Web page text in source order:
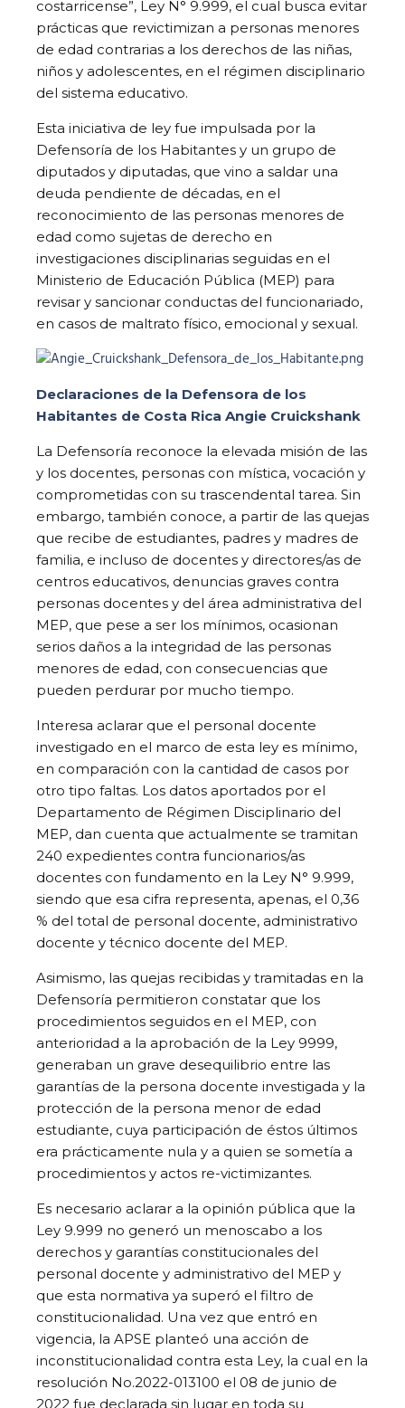
costarricense”, Ley N° 9.999, el cual busca evitar
prácticas que revictimizan a personas menores
de edad contrarias a los derechos de las niñas,
niños y adolescentes, en el régimen disciplinario
del sistema educativo.
Esta iniciativa de ley fue impulsada por la
Defensoría de los Habitantes y un grupo de
diputados y diputadas, que vino a saldar una
deuda pendiente de décadas, en el
reconocimiento de las personas menores de
edad como sujetas de derecho en
investigaciones disciplinarias seguidas en el
Ministerio de Educación Pública (MEP) para
revisar y sancionar conductas del funcionariado,
en casos de maltrato físico, emocional y sexual.
Declaraciones de la Defensora de los
Habitantes de Costa Rica Angie Cruickshank
La Defensoría reconoce la elevada misión de las
y los docentes, personas con mística, vocación y
comprometidas con su trascendental tarea. Sin
embargo, también conoce, a partir de las quejas
que recibe de estudiantes, padres y madres de
familia, e incluso de docentes y directores/as de
centros educativos, denuncias graves contra
personas docentes y del área administrativa del
MEP, que pese a ser los mínimos, ocasionan
serios daños a la integridad de las personas
menores de edad, con consecuencias que
pueden perdurar por mucho tiempo.
Interesa aclarar que el personal docente
investigado en el marco de esta ley es mínimo,
en comparación con la cantidad de casos por
otro tipo faltas. Los datos aportados por el
Departamento de Régimen Disciplinario del
MEP, dan cuenta que actualmente se tramitan
240 expedientes contra funcionarios/as
docentes con fundamento en la Ley N° 9.999,
siendo que esa cifra representa, apenas, el 0,36
% del total de personal docente, administrativo
docente y técnico docente del MEP.
Asimismo, las quejas recibidas y tramitadas en la
Defensoría permitieron constatar que los
procedimientos seguidos en el MEP, con
anterioridad a la aprobación de la Ley 9999,
generaban un grave desequilibrio entre las
garantías de la persona docente investigada y la
protección de la persona menor de edad
estudiante, cuya participación de éstos últimos
era prácticamente nula y a quien se sometía a
procedimientos y actos re-victimizantes.
Es necesario aclarar a la opinión pública que la
Ley 9.999 no generó un menoscabo a los
derechos y garantías constitucionales del
personal docente y administrativo del MEP y
que esta normativa ya superó el filtro de
constitucionalidad. Una vez que entró en
vigencia, la APSE planteó una acción de
inconstitucionalidad contra esta Ley, la cual en la
resolución No.2022-013100 el 08 de junio de
2022 fue declarada sin lugar en toda su